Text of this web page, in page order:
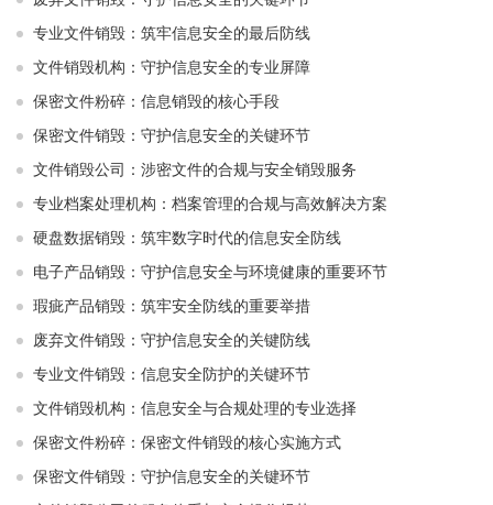
专业文件销毁：筑牢信息安全的最后防线
文件销毁机构：守护信息安全的专业屏障
保密文件粉碎：信息销毁的核心手段
保密文件销毁：守护信息安全的关键环节
文件销毁公司：涉密文件的合规与安全销毁服务
专业档案处理机构：档案管理的合规与高效解决方案
硬盘数据销毁：筑牢数字时代的信息安全防线
电子产品销毁：守护信息安全与环境健康的重要环节
瑕疵产品销毁：筑牢安全防线的重要举措
废弃文件销毁：守护信息安全的关键防线
专业文件销毁：信息安全防护的关键环节
文件销毁机构：信息安全与合规处理的专业选择
保密文件粉碎：保密文件销毁的核心实施方式
保密文件销毁：守护信息安全的关键环节